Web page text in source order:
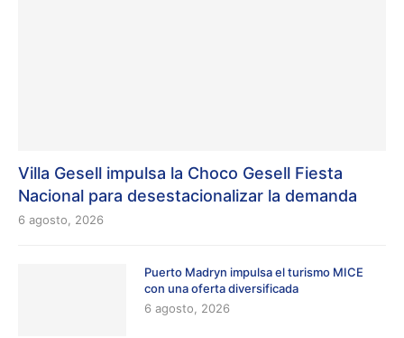
Villa Gesell impulsa la Choco Gesell Fiesta
Nacional para desestacionalizar la demanda
6 agosto, 2026
Puerto Madryn impulsa el turismo MICE
con una oferta diversificada
6 agosto, 2026